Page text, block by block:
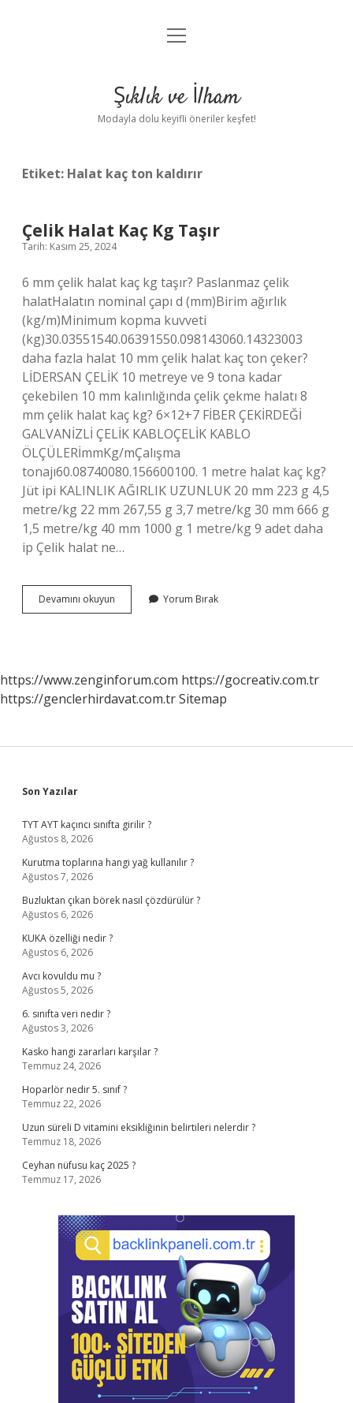
Anasayfa
Yasal Uyarı
menüyü
Şıklık ve İlham
Modayla dolu keyifli öneriler keşfet!
Etiket: Halat kaç ton kaldırır
Çelik Halat Kaç Kg Taşır
Tarih: Kasım 25, 2024
6 mm çelik halat kaç kg taşır? Paslanmaz çelik
halatHalatın nominal çapı d (mm)Birim ağırlık
(kg/m)Minimum kopma kuvveti
(kg)30.03551540.06391550.098143060.14323003
daha fazla halat 10 mm çelik halat kaç ton çeker?
LİDERSAN ÇELİK 10 metreye ve 9 tona kadar
çekebilen 10 mm kalınlığında çelik çekme halatı 8
mm çelik halat kaç kg? 6×12+7 FİBER ÇEKİRDEĞİ
GALVANİZLİ ÇELİK KABLOÇELİK KABLO
ÖLÇÜLERİmmKg/mÇalışma
tonajı60.08740080.156600100. 1 metre halat kaç kg?
Jüt ipi KALINLIK AĞIRLIK UZUNLUK 20 mm 223 g 4,5
metre/kg 22 mm 267,55 g 3,7 metre/kg 30 mm 666 g
1,5 metre/kg 40 mm 1000 g 1 metre/kg 9 adet daha
ip Çelik halat ne…
Devamını okuyun
Halat
Yorum Bırak
https://www.zenginforum.com https://gocreativ.com.tr
https://genclerhirdavat.com.trSitemap
Sidebar
Son Yazılar
TYT AYT kaçıncı sınıfta girilir ?
Ağustos 8, 2026
Kurutma toplarına hangi yağ kullanılır ?
Ağustos 7, 2026
Buzluktan çıkan börek nasıl çözdürülür ?
Ağustos 6, 2026
KUKA özelliği nedir ?
Ağustos 6, 2026
Avcı kovuldu mu ?
Ağustos 5, 2026
6. sınıfta veri nedir ?
Ağustos 3, 2026
Kasko hangi zararları karşılar ?
Temmuz 24, 2026
Hoparlör nedir 5. sınıf ?
Temmuz 22, 2026
Uzun süreli D vitamini eksikliğinin belirtileri nelerdir ?
Temmuz 18, 2026
Ceyhan nüfusu kaç 2025 ?
Temmuz 17, 2026